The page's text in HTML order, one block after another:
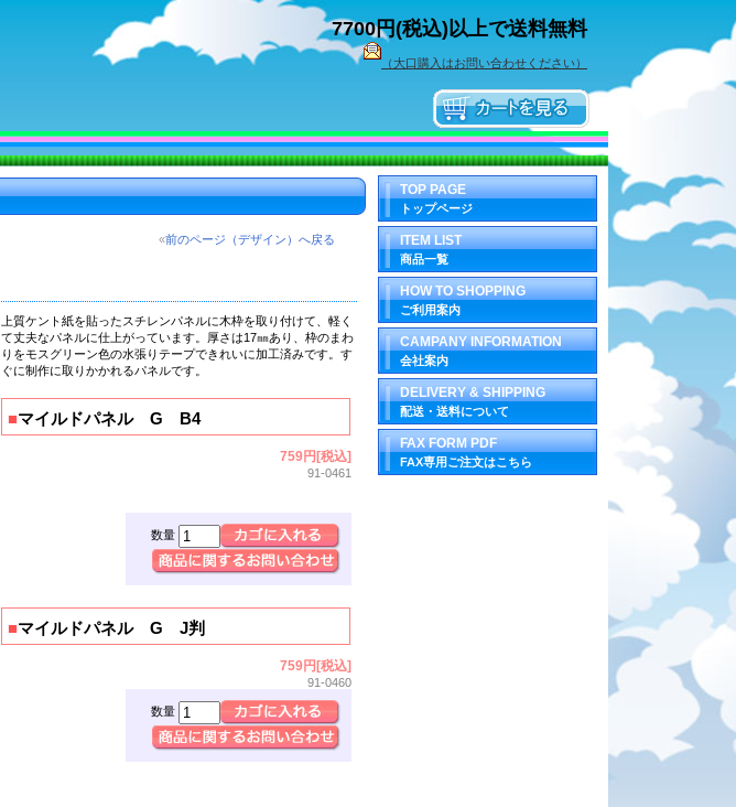
7700円(税込)以上で送料無料
（大口購入はお問い合わせください）
«前のページ（デザイン）へ戻る
上質ケント紙を貼ったスチレンパネルに木枠を取り付けて、 軽く
て丈夫なパネルに仕上がっています。厚さは17㎜あり、枠のまわ
りをモスグリーン色の水張りテープできれいに加工済みです。す
ぐに制作に取りかかれるパネルです。
■マイルドパネル G B4
759円[税込]
91-0461
数量
■マイルドパネル G J判
759円[税込]
91-0460
数量
TOP PAGE
トップページ
ITEM LIST
商品一覧
HOW TO SHOPPING
ご利用案内
CAMPANY INFORMATION
会社案内
DELIVERY & SHIPPING
配送・送料について
FAX FORM PDF
FAX専用ご注文はこちら